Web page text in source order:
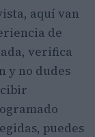
aquí van
de
verifica
y no dudes
puedes